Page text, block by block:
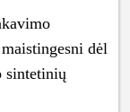
dėl
sintetinių